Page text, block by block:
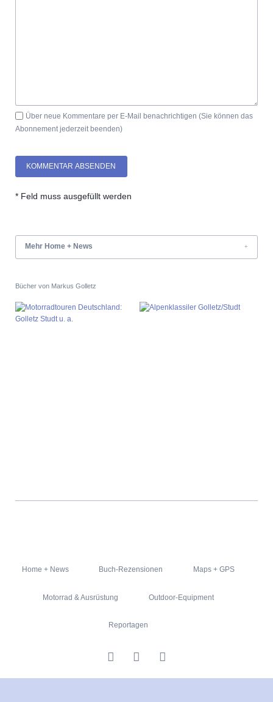
Über neue Kommentare per E-Mail benachrichtigen (Sie können das
Abonnement jederzeit beenden)
KOMMENTAR ABSENDEN
* Feld muss ausgefüllt werden
Mehr Home + News
Bücher von Markus Golletz
Navigation
Home + News Buch-Rezensionen Maps + GPS
Motorrad & Ausrüstung Outdoor-Equipment
Reportagen